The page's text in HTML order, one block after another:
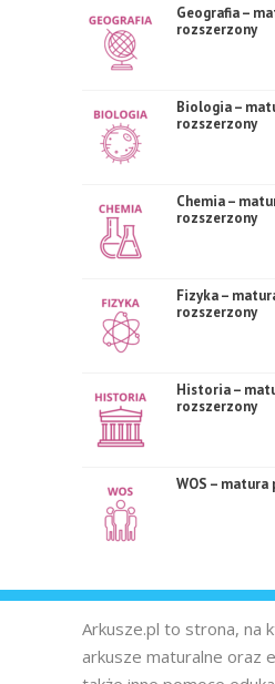
Geografia –
rozszerzony
Biologia –
rozszerzony
Chemia –
rozszerzony
Fizyka –
rozszerzony
Historia –
rozszerzony
WOS –
Arkusze.pl to strona, na
arkusze maturalne oraz